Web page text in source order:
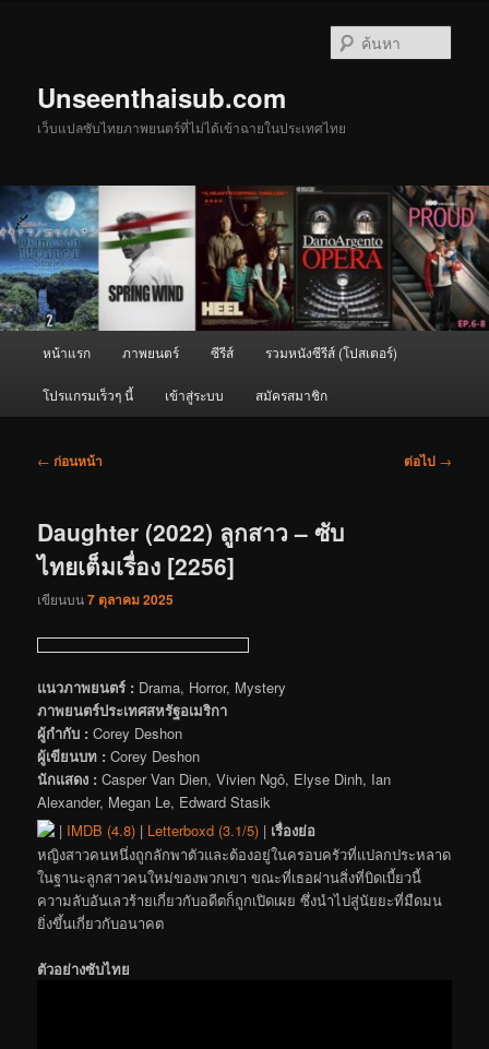
Unseenthaisub.com
เว็บแปลซับไทยภาพยนตร์ที่ไม่ได้เข้าฉายในประเทศไทย
หน้าแรก ภาพยนตร์ ซีรีส์ รวมหนังซีรีส์ (โปสเตอร์)
โปรแกรมเร็วๆ นี้ เข้าสู่ระบบ สมัครสมาชิก
เมนู
← ก่อนหน้า ต่อไป →
Daughter (2022) ลูกสาว – ซับ
ไทยเต็มเรื่อง [2256]
เขียนบน7 ตุลาคม 2025
แนวภาพยนตร์ : Drama, Horror, Mystery
ภาพยนตร์ประเทศสหรัฐอเมริกา
ผู้กำกับ : Corey Deshon
ผู้เขียนบท : Corey Deshon
นักแสดง : Casper Van Dien, Vivien Ngô, Elyse Dinh, Ian
Alexander, Megan Le, Edward Stasik
| IMDB (4.8) | Letterboxd (3.1/5) | เรื่องย่อ
หญิงสาวคนหนึ่งถูกลักพาตัวและต้องอยู่ในครอบครัวที่แปลกประหลาด
ในฐานะลูกสาวคนใหม่ของพวกเขา ขณะที่เธอผ่านสิ่งที่บิดเบี้ยวนี้
ความลับอันเลวร้ายเกี่ยวกับอดีตก็ถูกเปิดเผย ซึ่งนำไปสู่นัยยะที่มืดมน
ยิ่งขึ้นเกี่ยวกับอนาคต
ตัวอย่างซับไทย